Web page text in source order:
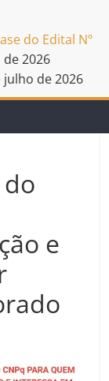
do Edital Nº
2026
julho de 2026
e